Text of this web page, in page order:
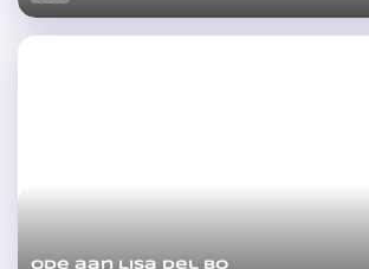
Ode aan Lisa del Bo